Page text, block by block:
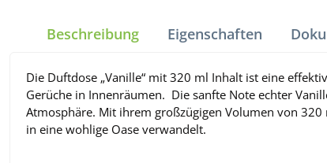
Beschreibung Eigenschaften
Die Duftdose „Vanille“ mit 320 ml Inhalt ist eine
Gerüche in Innenräumen. Die sanfte Note echter
Atmosphäre. Mit ihrem großzügigen Volumen von
in eine wohlige Oase verwandelt.